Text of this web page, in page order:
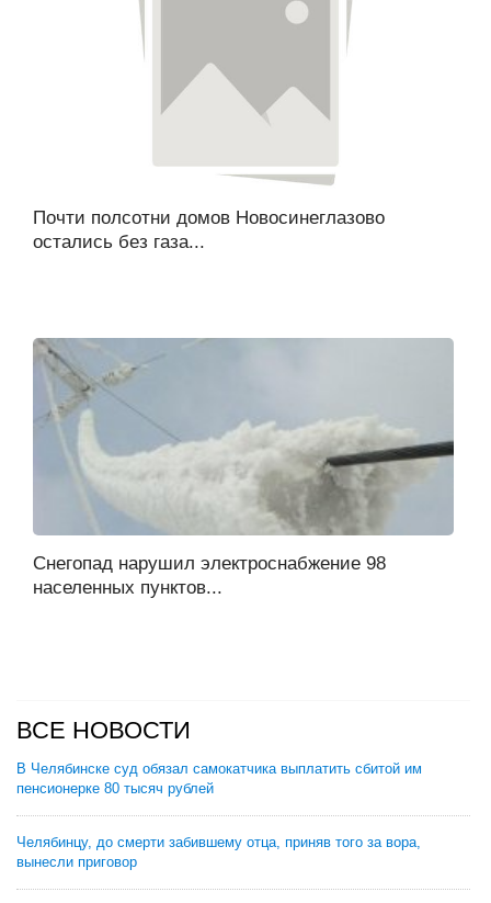
Почти полсотни домов Новосинеглазово
остались без газа...
Снегопад нарушил электроснабжение 98
населенных пунктов...
ВСЕ НОВОСТИ
В Челябинске суд обязал самокатчика выплатить сбитой им
пенсионерке 80 тысяч рублей
Челябинцу, до смерти забившему отца, приняв того за вора,
вынесли приговор